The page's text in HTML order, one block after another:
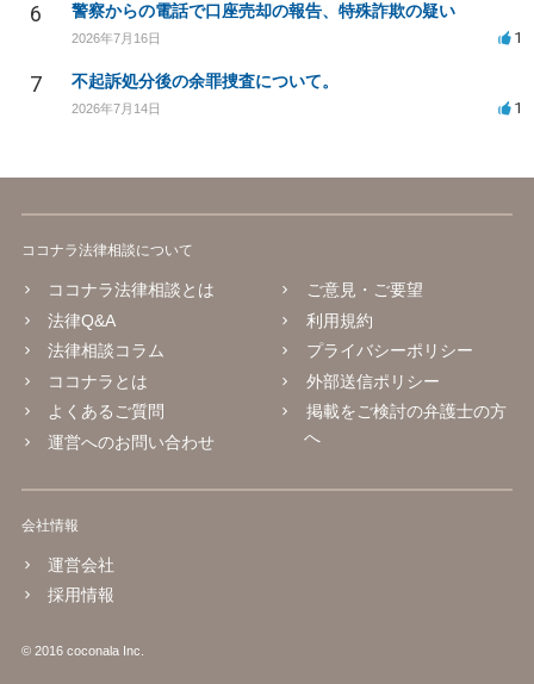
6 警察からの電話で口座売却の報告、特殊詐欺の疑い
2026年7月16日 1
7 不起訴処分後の余罪捜査について。
2026年7月14日 1
ココナラ法律相談について
ココナラ法律相談とは
法律Q&A
法律相談コラム
ココナラとは
よくあるご質問
運営へのお問い合わせ
ご意見・ご要望
利用規約
プライバシーポリシー
外部送信ポリシー
掲載をご検討の弁護士の方
へ
会社情報
運営会社
採用情報
© 2016 coconala Inc.